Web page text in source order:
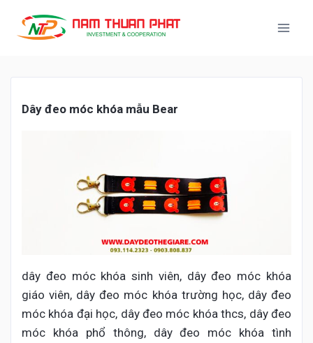
Dây đeo móc khóa mẫu Bear
dây đeo móc khóa sinh viên, dây đeo móc khóa
giáo viên, dây đeo móc khóa trường học, dây đeo
móc khóa đại học, dây đeo móc khóa thcs, dây đeo
móc khóa phổ thông, dây đeo móc khóa tình